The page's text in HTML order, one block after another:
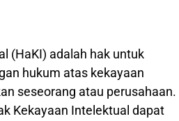
(HaKI) adalah hak untuk
hukum atas kekayaan
seseorang atau perusahaan.
Kekayaan Intelektual dapat